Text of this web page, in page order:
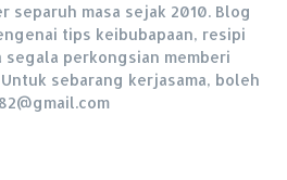
separuh masa sejak 2010. Blog
tips keibubapaan, resipi
segala perkongsian memberi
sebarang kerjasama, boleh